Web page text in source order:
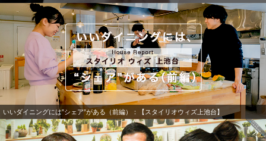
いいダイニングには”シェア”がある（前編）：【スタイリオウィズ上池台】